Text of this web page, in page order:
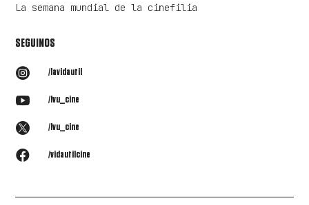
La semana mundial de la cinefilia
SEGUINOS
 /lavidautil
 /lvu_cine
 /lvu_cine
 /vidautilcine